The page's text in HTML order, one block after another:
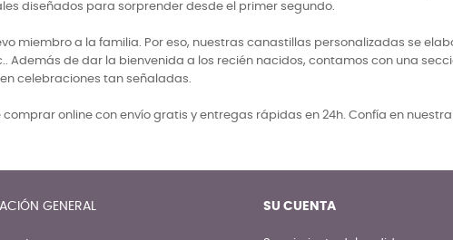
diseñados para sorprender desde el primer segundo.
miembro a la familia. Por eso, nuestras canastillas personalizadas se
Además de dar la bienvenida a los recién nacidos, contamos con una
celebraciones tan señaladas.
online con envío gratis y entregas rápidas en 24h. Confía en
GENERAL SU CUENTA